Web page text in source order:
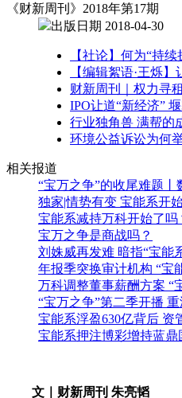
《财新周刊》2018年第17期
出版日期 2018-04-30
【社论】何为“持
【编辑絮语·王烁
财新周刊｜权力寻
IPO让道“新经济”
行业独角兽 满帮的
环境公益诉讼为何
相关报道
“宝万之争”的收尾难题丨
独家|情势有变 宝能系开
宝能系减持万科开始了
宝万之争是商战吗？
刘姝威再发难 暗指“宝能
年报季突换审计机构 “宝
万科调整董事薪酬方案 “
“宝万之争”第二季开播
宝能系浮盈630亿背后 资
宝能系押注博彩增持蓝鼎
文｜财新周刊 朱亮韬